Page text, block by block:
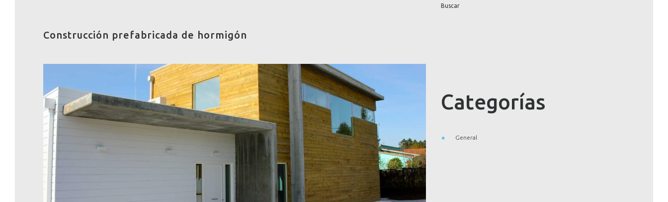
Construcción prefabricada de hormigón
Categorías
General